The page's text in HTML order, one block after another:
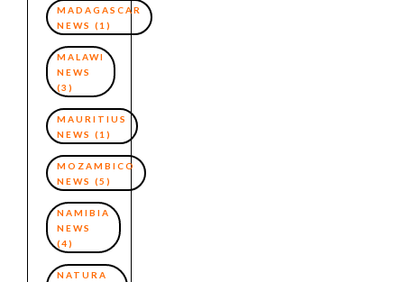
MADAGASCAR
NEWS (1)
MALAWI
NEWS
(3)
MAURITIUS
NEWS (1)
MOZAMBICO
NEWS (5)
NAMIBIA
NEWS
(4)
NATURA